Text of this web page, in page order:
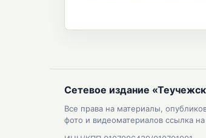
Сетевое издание
Все права на материалы,
фото и видеоматериалов ссылка